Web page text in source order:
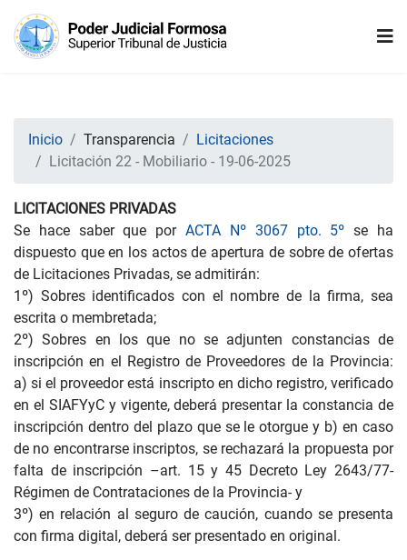
Inicio Transparencia
Licitaciones
Licitación 22 - Mobiliario - 19-06-2025
LICITACIONES PRIVADAS
Se hace saber que porACTA Nº 3067 pto. 5º se ha
dispuesto que en los actos de apertura de sobre de ofertas
de Licitaciones Privadas, se admitirán:
1º) Sobres identificados con el nombre de la firma, sea
escrita o membretada;
2º) Sobres en los que no se adjunten constancias de
inscripción en el Registro de Proveedores de la Provincia:
a) si el proveedor está inscripto en dicho registro, verificado
en el SIAFYyC y vigente, deberá presentar la constancia de
inscripción dentro del plazo que se le otorgue y b) en caso
de no encontrarse inscriptos, se rechazará la propuesta por
falta de inscripción –art. 15 y 45 Decreto Ley 2643/77-
Régimen de Contrataciones de la Provincia- y
3º) en relación al seguro de caución, cuando se presenta
con firma digital, deberá ser presentado en original.